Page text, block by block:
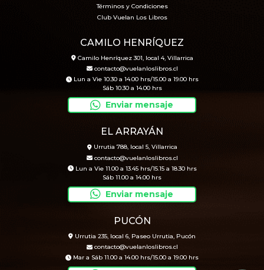
Términos y Condiciones
Club Vuelan Los Libros
CAMILO HENRÍQUEZ
Camilo Henríquez 301, local 4, Villarrica
contacto@vuelanloslibros.cl
Lun a Vie 10.30 a 14.00 hrs/15.00 a 19.00 hrs
Sáb 10.30 a 14.00 hrs
Enviar mensaje
EL ARRAYÁN
Urrutia 788, local 5, Villarrica
contacto@vuelanloslibros.cl
Lun a Vie 11.00 a 13.45 hrs/15.15 a 18.30 hrs
Sáb 11.00 a 14.00 hrs
Enviar mensaje
PUCÓN
Urrutia 235, local 6, Paseo Urrutia, Pucón
contacto@vuelanloslibros.cl
Mar a Sáb 11.00 a 14.00 hrs/15.00 a 19.00 hrs